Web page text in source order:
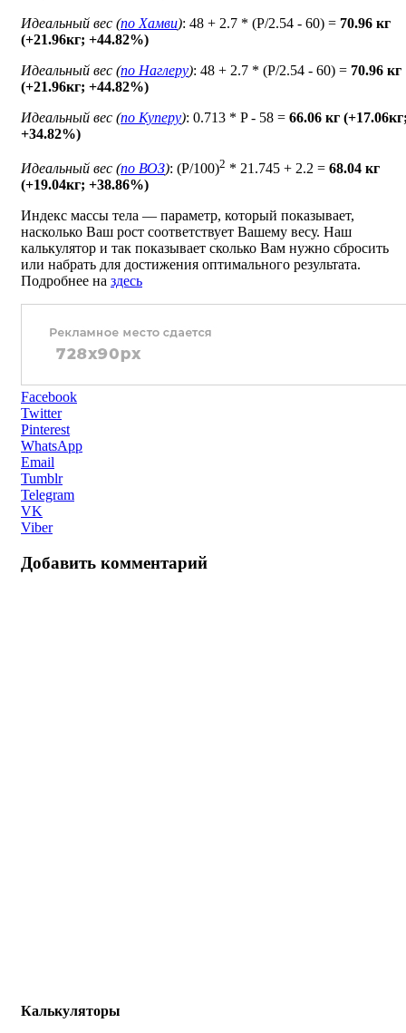
Идеальный вес (по Хамви): 48 + 2.7 * (P/2.54 - 60) = 70.96 кг
(+21.96кг; +44.82%)
Идеальный вес (по Наглеру): 48 + 2.7 * (P/2.54 - 60) = 70.96 кг
(+21.96кг; +44.82%)
Идеальный вес (по Куперу): 0.713 * P - 58 = 66.06 кг
+34.82%)
Идеальный вес (по ВОЗ): (P/100)2 * 21.745 + 2.2 = 68.04 кг
(+19.04кг; +38.86%)
Индекс массы тела — параметр, который показывает,
насколько Ваш рост соответствует Вашему весу. Наш
калькулятор и так показывает сколько Вам нужно сбросить
или набрать для достижения оптимального результата.
Подробнее на здесь
Facebook
Twitter
Pinterest
WhatsApp
Email
Tumblr
Telegram
VK
Viber
Добавить комментарий
Калькуляторы